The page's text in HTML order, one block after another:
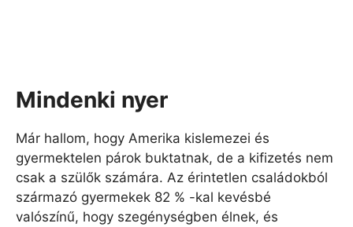
Mindenki nyer
Már hallom, hogy Amerika kislemezei és
gyermektelen párok buktatnak, de a kifizetés nem
csak a szülők számára. Az érintetlen családokból
származó gyermekek 82 % -kal kevésbé
valószínű, hogy szegénységben élnek, és